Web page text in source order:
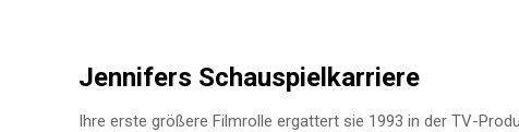
Jennifers Schauspielkarriere
Ihre erste größere Filmrolle ergattert sie 1993 in der TV-